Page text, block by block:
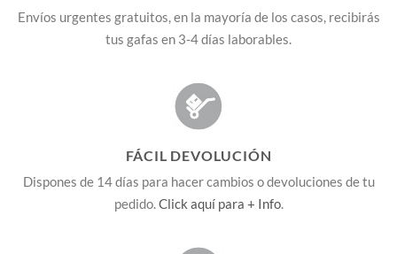
Envíos urgentes gratuitos, en la mayoría de los casos, recibirás
tus gafas en 3-4 días laborables.
FÁCIL DEVOLUCIÓN
Dispones de 14 días para hacer cambios o devoluciones de tu
pedido.Click aquí para + Info.